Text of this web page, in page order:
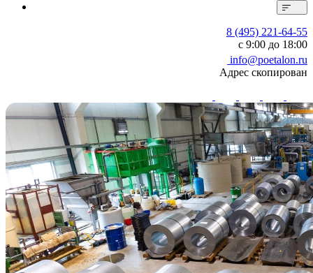
8 (495) 221-64-55
с 9:00 до 18:00
info@poetalon.ru
Адрес скопирован